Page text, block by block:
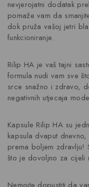
nevjerojatni dodatak
pomaže vam da
dok pruža vašoj jetri
funkcioniranje.
Rilip HA je vaš tajni
formula nudi vam sve
srce snažno i zdravo,
negativnih utjecaja
Kapsule Rilip HA su
kapsula dvaput
prema boljem zdravlju!
što je dovoljno za cijeli